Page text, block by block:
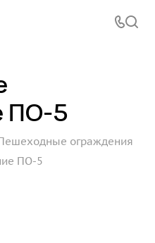
ПО-5
ограждения
ПО-5